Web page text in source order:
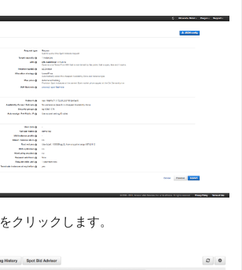
をクリックします。